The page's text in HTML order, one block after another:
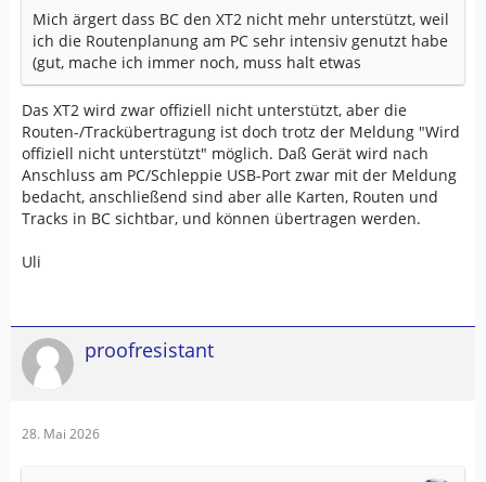
Mich ärgert dass BC den XT2 nicht mehr unterstützt, weil
ich die Routenplanung am PC sehr intensiv genutzt habe
(gut, mache ich immer noch, muss halt etwas
Das XT2 wird zwar offiziell nicht unterstützt, aber die
Routen-/Trackübertragung ist doch trotz der Meldung "Wird
offiziell nicht unterstützt" möglich. Daß Gerät wird nach
Anschluss am PC/Schleppie USB-Port zwar mit der Meldung
bedacht, anschließend sind aber alle Karten, Routen und
Tracks in BC sichtbar, und können übertragen werden.
Uli
proofresistant
28. Mai 2026